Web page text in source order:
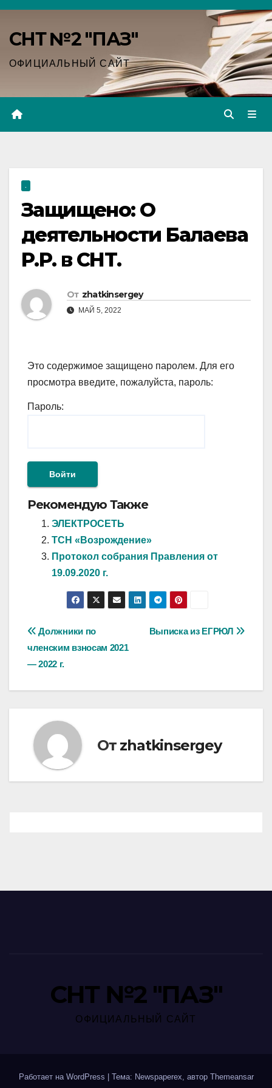
Перейти
содержимому
СНТ №2 "ПАЗ"
ОФИЦИАЛЬНЫЙ САЙТ
.
Защищено: О
деятельности Балаева
Р.Р. в СНТ.
От zhatkinsergey
МАЙ 5, 2022
Это содержимое защищено паролем. Для его
просмотра введите, пожалуйста, пароль:
Пароль:
Рекомендую Также
ЭЛЕКТРОСЕТЬ
ТСН «Возрождение»
Протокол собрания Правления от
19.09.2020 г.
Навигация
по
записям
Выписка из ЕГРЮЛ
Должники по
членским взносам 2021
— 2022 г.
От zhatkinsergey
СНТ №2 "ПАЗ"
ОФИЦИАЛЬНЫЙ САЙТ
Работает на WordPress Тема: Newspaperex, автор Themeansar